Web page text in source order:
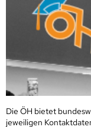
Die ÖH bietet
jeweiligen